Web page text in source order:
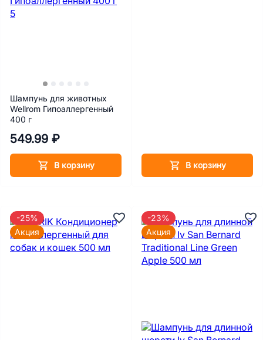
Шампунь для животных
Wellrom Гипоаллергенный
400 г
549.99 ₽
В корзину В корзину
-25%
Акция
-23%
Акция